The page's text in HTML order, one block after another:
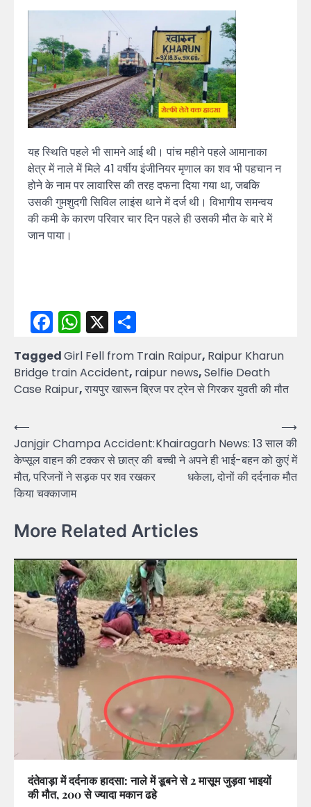
यह स्थिति पहले भी सामने आई थी। पांच महीने पहले आमानाका
क्षेत्र में नाले में मिले 41 वर्षीय इंजीनियर मृणाल का शव भी पहचान न
होने के नाम पर लावारिस की तरह दफना दिया गया था, जबकि
उसकी गुमशुदगी सिविल लाइंस थाने में दर्ज थी। विभागीय समन्वय
की कमी के कारण परिवार चार दिन पहले ही उसकी मौत के बारे में
जान पाया।
Facebook
WhatsApp
X
TaggedGirl Fell from Train Raipur, Raipur Kharun
Bridge train Accident, raipur news,Selfie Death
Case Raipur,रायपुर खारून ब्रिज पर ट्रेन से गिरकर युवती की मौत
Post
navigation
⟵
Janjgir Champa Accident:
केप्सूल वाहन की टक्कर से छात्र की
मौत, परिजनों ने सड़क पर शव रखकर
किया चक्काजाम
Khairagarh News: 13 साल की
बच्ची ने अपने ही भाई-बहन को कुएं में
धकेला, दोनों की दर्दनाक मौत
⟶
More Related Articles
दंतेवाड़ा में दर्दनाक हादसा: नाले में डूबने से 2 मासूम जुड़वा भाइयों
की मौत, 200 से ज्यादा मकान ढहे